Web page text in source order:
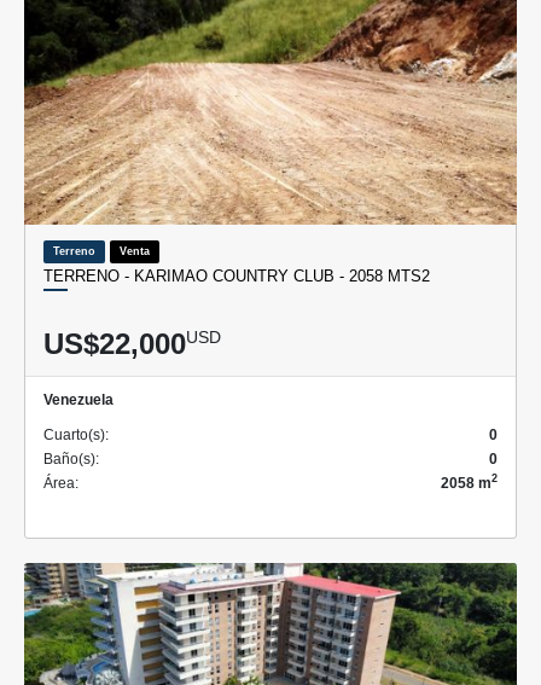
Terreno Venta
TERRENO - KARIMAO COUNTRY CLUB - 2058 MTS2
US$22,000USD
Venezuela
Cuarto(s):
0
Baño(s):
0
Área:
2058 m2